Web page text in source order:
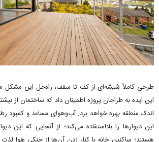
طرحی کاملاً شیشه‌ای از کف تا سقف، راه‌حل این مشکل
این ایده به طراحان پروژه اطمینان داد که ساختمان از
اندک منطقه بهره خواهد برد. آب‌وهوای مساعد و کمبود
این دیوارها را بلااستفاده می‌کند؛ از آنجایی که این
هستند؛ ساکنین خانه با کنار زدن آن‌ها از خنکی هوا لذت